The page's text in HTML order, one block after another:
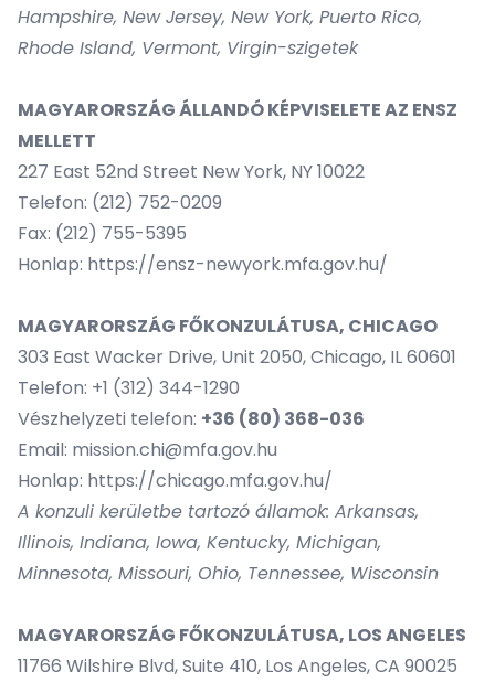
Hampshire, New Jersey, New York, Puerto Rico,
Rhode Island, Vermont, Virgin-szigetek
MAGYARORSZÁG ÁLLANDÓ KÉPVISELETE AZ ENSZ
MELLETT
227 East 52nd Street New York, NY 10022
Telefon: (212) 752-0209
Fax: (212) 755-5395
Honlap: https://ensz-newyork.mfa.gov.hu/
MAGYARORSZÁG FŐKONZULÁTUSA, CHICAGO
303 East Wacker Drive, Unit 2050, Chicago, IL 60601
Telefon: +1 (312) 344-1290
Vészhelyzeti telefon: +36 (80) 368-036
Email: mission.chi@mfa.gov.hu
Honlap: https://chicago.mfa.gov.hu/
A konzuli kerületbe tartozó államok: Arkansas,
Illinois, Indiana, Iowa, Kentucky, Michigan,
Minnesota, Missouri, Ohio, Tennessee, Wisconsin
MAGYARORSZÁG FŐKONZULÁTUSA, LOS ANGELES
11766 Wilshire Blvd, Suite 410, Los Angeles, CA 90025